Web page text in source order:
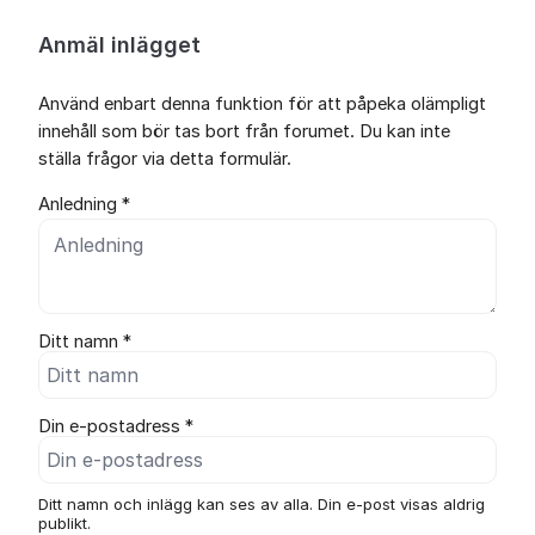
Anmäl inlägget
Använd enbart denna funktion för att påpeka olämpligt
innehåll som bör tas bort från forumet. Du kan inte
ställa frågor via detta formulär.
Anledning *
Ditt namn *
Din e-postadress *
Ditt namn och inlägg kan ses av alla. Din e-post visas aldrig
publikt.